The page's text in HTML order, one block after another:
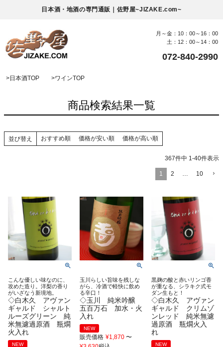
日本酒・地酒の専門通販｜佐野屋~JIZAKE.com~
月～金：10：00～16：00
土：12：00～14：00
072-840-2990
>日本酒TOP >ワインTOP
商品検索結果一覧
並び替え おすすめ順 価格が安い順 価格が高い順
367件中 1-40件表示
1 2 … 10
こんな優しい味なのに、
攻めた造り。洋梨の香り
がいざなう新境地。
◇白木久 アヴァン
ギャルド シャルト
ルーズグリーン 純
米無濾過原酒 瓶燗
火入れ
NEW
玉川らしい旨味を残しな
がら、冷酒で軽快に飲め
る辛口！
◇玉川 純米吟醸
五百万石 加水・火
入れ
NEW
販売価格 ¥1,870 〜
黒麹の酸と赤いリンゴ香
が重なる、シラキク式モ
ダン生もと！
◇白木久 アヴァン
ギャルド クリムゾ
ンレッド 純米無濾
過原酒 瓶燗火入
れ
NEW